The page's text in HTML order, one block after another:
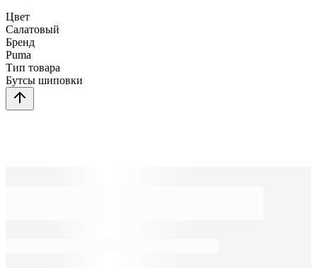
Цвет
Салатовый
Бренд
Puma
Тип товара
Бутсы шиповки